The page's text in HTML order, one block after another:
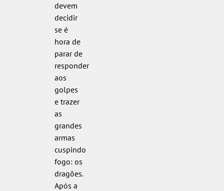
devem
decidir
se é
hora de
parar de
responder
aos
golpes
e trazer
as
grandes
armas
cuspindo
fogo: os
dragões.
Após a